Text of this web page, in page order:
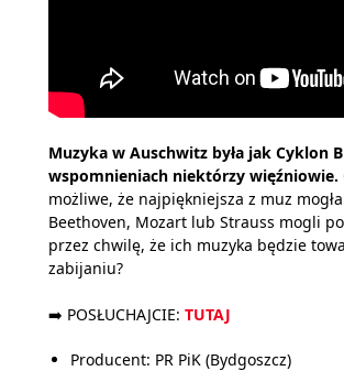
Muzyka w Auschwitz była jak Cyklon
wspomnieniach niektórzy więźniowie.
możliwe, że najpiękniejsza z muz
Beethoven, Mozart lub Strauss mogli
przez chwilę, że ich muzyka będzie
zabijaniu?
➡️ POSŁUCHAJCIE: TUTAJ
Producent: PR PiK (Bydgoszcz)